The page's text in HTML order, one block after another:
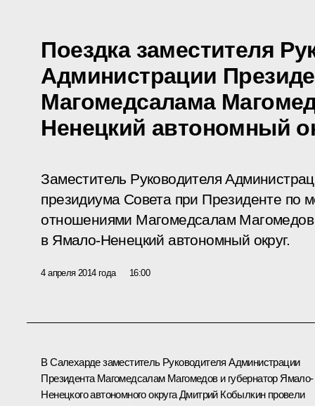
Поездка заместителя
Администрации
Магомедсалама
Ненецкий автономный
Заместитель Руководителя
президиума Совета при Президенте по
отношениями Магомедсалам
в Ямало-Ненецкий автономный округ.
4 апреля 2014 года 16:00
В Салехарде заместитель Руководителя Администрации
Президента Магомедсалам Магомедов и губернатор Ямало-
Ненецкого автономного округа Дмитрий Кобылкин провели